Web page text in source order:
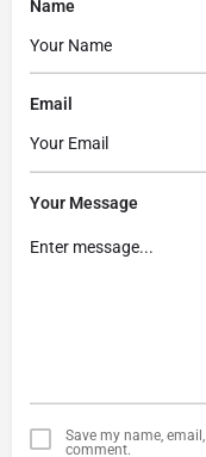
Name
Email
Your Message
Save my name,
comment.